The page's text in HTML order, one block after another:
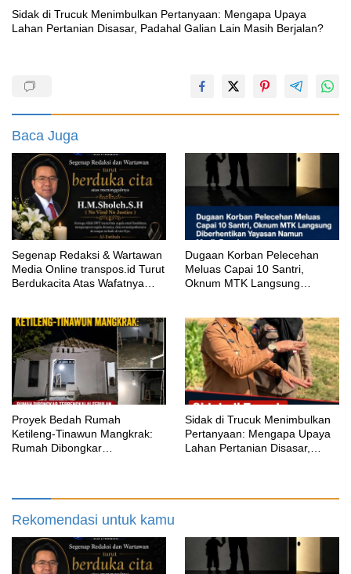
‎Sidak di Trucuk Menimbulkan Pertanyaan: Mengapa Upaya
Lahan Pertanian Disasar, Padahal Galian Lain Masih Berjalan?
Baca Juga
Segenap Redaksi & Wartawan
Media Online transpos.id Turut
Berdukacita Atas Wafatnya
‎Dugaan Korban Pelecehan
Meluas Capai 10 Santri,
Oknum MTK Langsung
Proyek Bedah Rumah
Ketileng-Tinawun Mangkrak:
Rumah Dibongkar
‎Sidak di Trucuk Menimbulkan
Pertanyaan: Mengapa Upaya
Lahan Pertanian Disasar,
Rekomendasi untuk kamu